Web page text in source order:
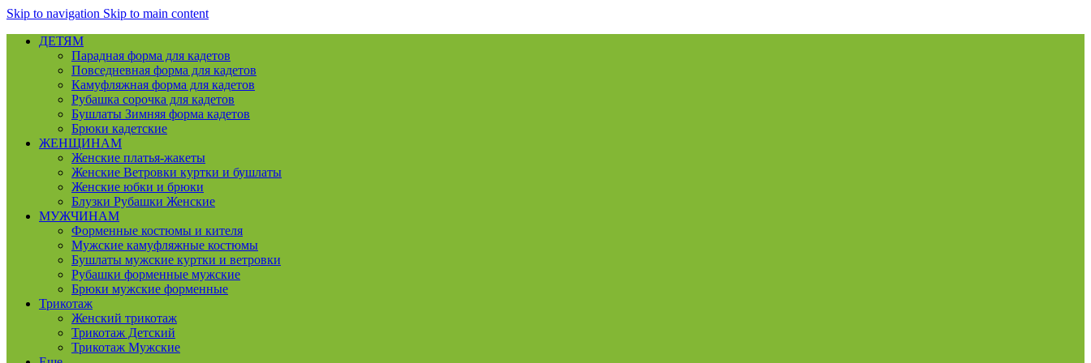
Skip to navigation Skip to main content
ДЕТЯМ
Парадная форма для кадетов
Повседневная форма для кадетов
Камуфляжная форма для кадетов
Рубашка сорочка для кадетов
Бушлаты Зимняя форма кадетов
Брюки кадетские
ЖЕНЩИНАМ
Женские платья-жакеты
Женские Ветровки куртки и бушлаты
Женские юбки и брюки
Блузки Рубашки Женские
МУЖЧИНАМ
Форменные костюмы и кителя
Мужские камуфляжные костюмы
Бушлаты мужские куртки и ветровки
Рубашки форменные мужские
Брюки мужские форменные
Трикотаж
Женский трикотаж
Трикотаж Детский
Трикотаж Мужские